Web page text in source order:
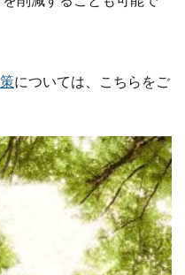
については、こちらをご